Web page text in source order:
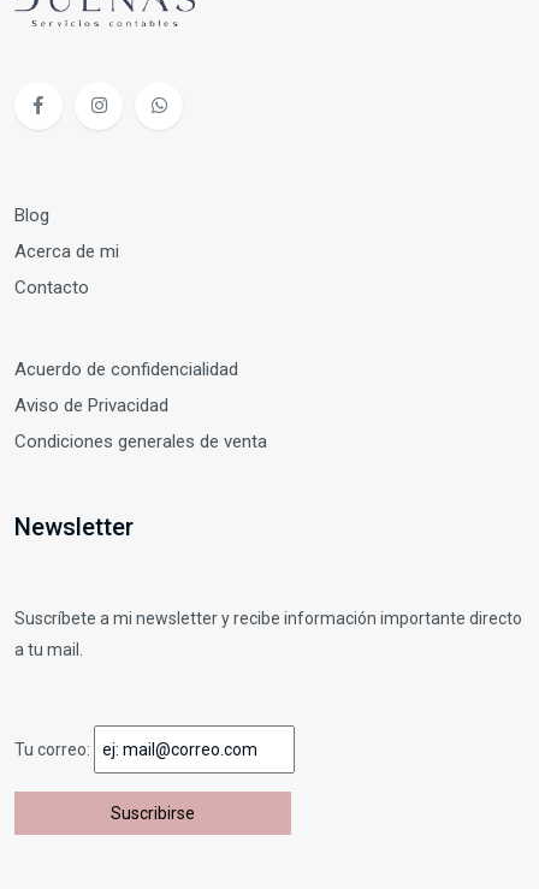
Blog
Acerca de mi
Contacto
Acuerdo de confidencialidad
Aviso de Privacidad
Condiciones generales de venta
Newsletter
Suscríbete a mi newsletter y recibe información importante directo
a tu mail.
Tu correo: